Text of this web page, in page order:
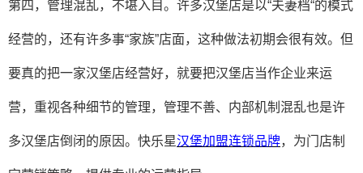
第四，管理混乱，不堪入目。许多汉堡店是以“夫妻档“的模式
经营的，还有许多事“家族”店面，这种做法初期会很有效。但
要真的把一家汉堡店经营好，就要把汉堡店当作企业来运
营，重视各种细节的管理，管理不善、内部机制混乱也是许
多汉堡店倒闭的原因。快乐星汉堡加盟连锁品牌，为门店制